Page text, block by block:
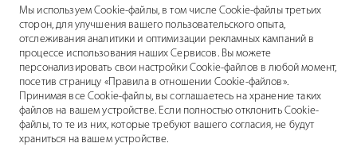
Мы используем Cookie-файлы, в том числе Cookie-файлы третьих
сторон, для улучшения вашего пользовательского опыта,
отслеживания аналитики и оптимизации рекламных кампаний в
процессе использования наших Сервисов. Вы можете
персонализировать свои настройки Cookie-файлов в любой момент,
посетив страницу «Правила в отношении Cookie-файлов».
Принимая все Cookie-файлы, вы соглашаетесь на хранение таких
файлов на вашем устройстве. Если полностью отклонить Cookie-
файлы, то те из них, которые требуют вашего согласия, не будут
храниться на вашем устройстве.